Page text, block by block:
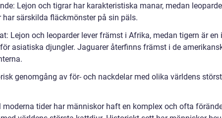
Lejon och tigrar har karakteristiska manar, medan
har särskilda fläckmönster på sin päls.
Lejon och leoparder lever främst i Afrika, medan tigern är en
asiatiska djungler. Jaguarer återfinns främst i de
genomgång av för- och nackdelar med olika världens
moderna tider har människor haft en komplex och ofta